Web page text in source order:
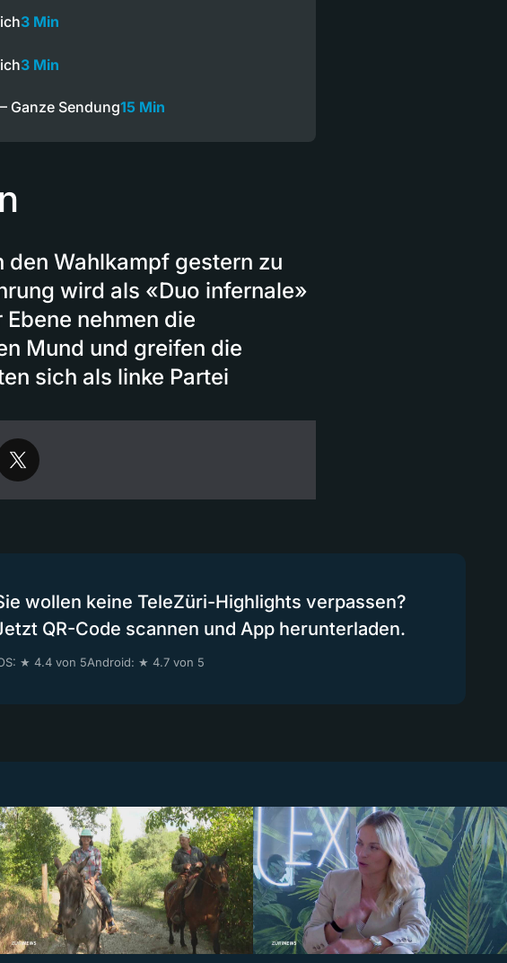
3 Min
3 Min
Ganze Sendung15 Min
den Wahlkampf gestern zu
wird als «Duo infernale»
nehmen die
Mund und greifen die
sich als linke Partei
wollen keine TeleZüri-Highlights verpassen?
QR-Code scannen und App herunterladen.
★ 4.4 von 5Android: ★ 4.7 von 5